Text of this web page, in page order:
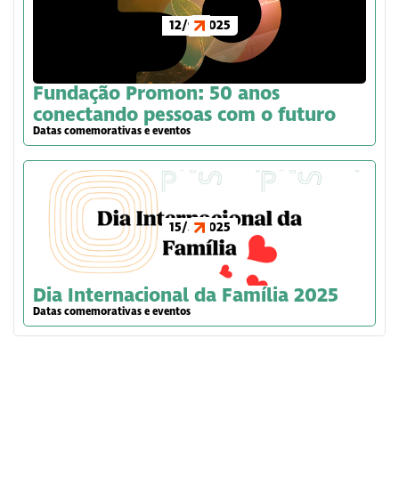
12/9/2025
Fundação Promon: 50 anos
conectando pessoas com o futuro
Datas comemorativas e eventos
15/5/2025
Dia Internacional da Família 2025
Datas comemorativas e eventos